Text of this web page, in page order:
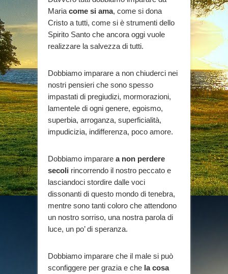
Maria come si ama, come si dona
Cristo a tutti, come si è strumenti dello
Spirito Santo che ancora oggi vuole
realizzare la salvezza di tutti.
Dobbiamo imparare a non chiuderci nei
nostri pensieri che sono spesso
impastati di pregiudizi, mormorazioni,
lamentele di ogni genere, egoismo,
superbia, arroganza, superficialità,
impudicizia, indifferenza, poco amore.
Dobbiamo imparare a non perdere
secoli rincorrendo il nostro peccato e
lasciandoci stordire dalle voci
dissonanti di questo mondo di tenebra,
mentre sono tanti coloro che attendono
un nostro sorriso, una nostra parola di
luce, un po’ di speranza.
Dobbiamo imparare che il male si può
sconfiggere per grazia e che la cosa